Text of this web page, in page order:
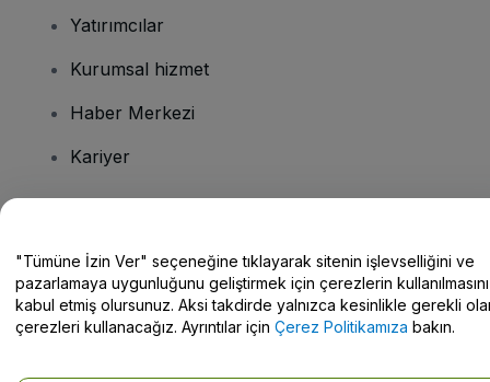
Yatırımcılar
Kurumsal hizmet
Haber Merkezi
Kariyer
Yardım Merkezi / Bize Ulaşın
"Tümüne İzin Ver" seçeneğine tıklayarak sitenin işlevselliğini ve
pazarlamaya uygunluğunu geliştirmek için çerezlerin kullanılmasını
kabul etmiş olursunuz. Aksi takdirde yalnızca kesinlikle gerekli
çerezleri kullanacağız. Ayrıntılar için Çerez Politikamıza bakın.